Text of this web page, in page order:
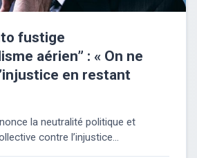
fustige
aérien” : « On ne
en restant
la neutralité politique et
contre l’injustice...